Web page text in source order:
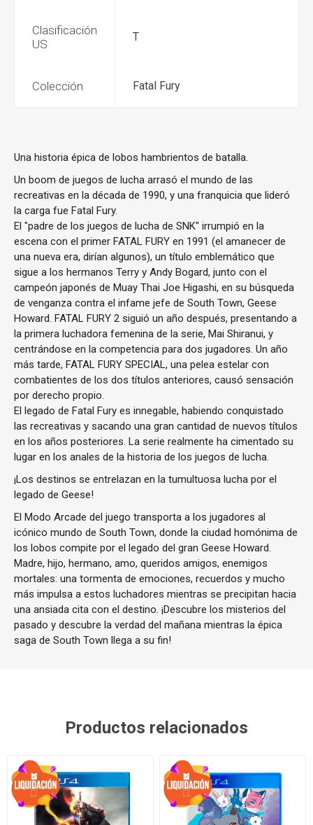
Clasificación
US
T
Colección Fatal Fury
Una historia épica de lobos hambrientos de batalla.
Un boom de juegos de lucha arrasó el mundo de las
recreativas en la década de 1990, y una franquicia que lideró
la carga fue Fatal Fury.
El "padre de los juegos de lucha de SNK" irrumpió en la
escena con el primer FATAL FURY en 1991 (el amanecer de
una nueva era, dirían algunos), un título emblemático que
sigue a los hermanos Terry y Andy Bogard, junto con el
campeón japonés de Muay Thai Joe Higashi, en su búsqueda
de venganza contra el infame jefe de South Town, Geese
Howard. FATAL FURY 2 siguió un año después, presentando a
la primera luchadora femenina de la serie, Mai Shiranui, y
centrándose en la competencia para dos jugadores. Un año
más tarde, FATAL FURY SPECIAL, una pelea estelar con
combatientes de los dos títulos anteriores, causó sensación
por derecho propio.
El legado de Fatal Fury es innegable, habiendo conquistado
las recreativas y sacando una gran cantidad de nuevos títulos
en los años posteriores. La serie realmente ha cimentado su
lugar en los anales de la historia de los juegos de lucha.
¡Los destinos se entrelazan en la tumultuosa lucha por el
legado de Geese!
El Modo Arcade del juego transporta a los jugadores al
icónico mundo de South Town, donde la ciudad homónima de
los lobos compite por el legado del gran Geese Howard.
Madre, hijo, hermano, amo, queridos amigos, enemigos
mortales: una tormenta de emociones, recuerdos y mucho
más impulsa a estos luchadores mientras se precipitan hacia
una ansiada cita con el destino. ¡Descubre los misterios del
pasado y descubre la verdad del mañana mientras la épica
saga de South Town llega a su fin!
Productos relacionados